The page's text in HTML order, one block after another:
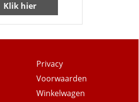
Klik hier
Privacy
Voorwaarden
Winkelwagen